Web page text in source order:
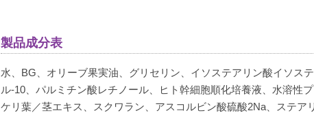
製品成分表
水、BG、オリーブ果実油、グリセリン、イソステアリン酸イソス
ル-10、パルミチン酸レチノール、ヒト幹細胞順化培養液、水溶性
ケリ葉／茎エキス、スクワラン、アスコルビン酸硫酸2Na、ステア